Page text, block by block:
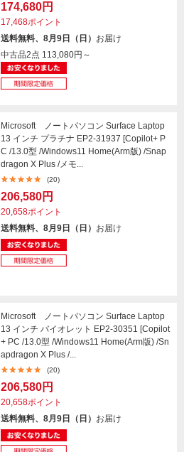
174,680円
17,468ポイント
送料無料、8月9日（日） お届け
中古品2点 113,080円～
Microsoft ノートパソコン Surface Laptop
13 インチ プラチナ EP2-31937 [Copilot+ P
C /13.0型 /Windows11 Home(Arm版) /Snap
dragon X Plus /メモ...
(20)
206,580円
20,658ポイント
送料無料、8月9日（日） お届け
Microsoft ノートパソコン Surface Laptop
13 インチ バイオレット EP2-30351 [Copilot
+ PC /13.0型 /Windows11 Home(Arm版) /Sn
apdragon X Plus /...
(20)
206,580円
20,658ポイント
送料無料、8月9日（日） お届け